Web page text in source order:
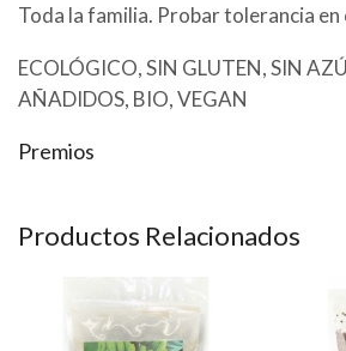
Toda la familia. Probar tolerancia en
ECOLÓGICO, SIN GLUTEN, SIN
AÑADIDOS, BIO, VEGAN
Premios
Productos Relacionados